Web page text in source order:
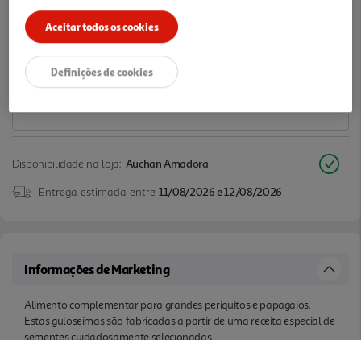
3,99 €
Notas de preparação
Disponibilidade na loja: Auchan Amadora
Entrega estimada entre 11/08/2026 e 12/08/2026
Informações de Marketing
Alimento complementar para grandes periquitos e papagaios.
Estas guloseimas são fabricadas a partir de uma receita especial de
sementes cuidadosamente selecionadas.
Aceitar todos os cookies
Definições de cookies